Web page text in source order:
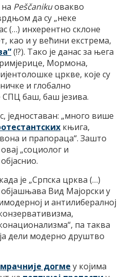
Peščanikuовакво
да су „неке
(…) инхерентно склоне
као и у већини екстрема,
(!?). Тако је данас за њега
Мормона,
цркве, које су
и глобално
СПЦ баш, баш језива.
једноставан: „много више
књига,
и прапораца“. Зашто
„социолог и
је „Српска црква (…)
објашњава Вид Мајорски у
и антилибералној
па таква
дели модерно друштво
догме у којима